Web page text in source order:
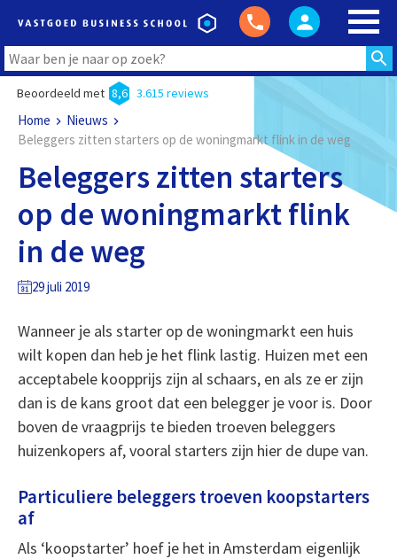
Beoordeeld met 8,6 3.615 reviews
Home
Nieuws
Beleggers zitten starters op de woningmarkt flink in de weg
Beleggers zitten starters
op de woningmarkt flink
in de weg
29 juli 2019
Wanneer je als starter op de woningmarkt een huis
wilt kopen dan heb je het flink lastig. Huizen met een
acceptabele koopprijs zijn al schaars, en als ze er zijn
dan is de kans groot dat een belegger je voor is. Door
boven de vraagprijs te bieden troeven beleggers
huizenkopers af, vooral starters zijn hier de dupe van.
Particuliere beleggers troeven koopstarters
af
Als ‘koopstarter’ hoef je het in Amsterdam eigenlijk